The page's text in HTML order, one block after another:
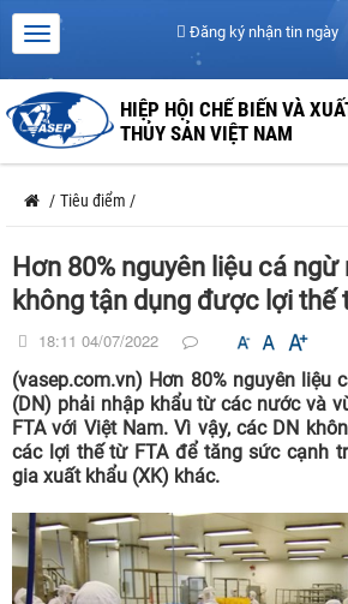
Đăng ký nhận tin ngày
HIỆP HỘI CHẾ BIẾN VÀ
THỦY SẢN VIỆT NAM
/ Tiêu điểm /
Hơn 80% nguyên liệu cá ngừ
không tận dụng được lợi thế
18:11 04/07/2022
(vasep.com.vn) Hơn 80% nguyên liệu
(DN) phải nhập khẩu từ các nước và
FTA với Việt Nam. Vì vậy, các DN
các lợi thế từ FTA để tăng sức cạnh
gia xuất khẩu (XK) khác.